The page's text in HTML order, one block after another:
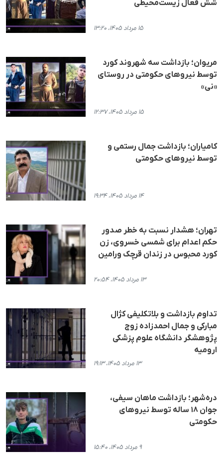
شش فعال زیست‌محیطی
۱۵ مرداد ۱۴۰۵، ۱۳:۲۰
مریوان؛ بازداشت سه شهروند کورد
توسط نیروهای حکومتی در روستای
«نی»
۱۵ مرداد ۱۴۰۵، ۱۲:۳۷
کامیاران؛ بازداشت جمال رستمی و
توسط نیروهای حکومتی
۱۴ مرداد ۱۴۰۵، ۱۹:۳۴
تهران؛ هشدار نسبت به خطر صدور
حکم اعدام برای شمسی خسروی، زن
کورد محبوس در زندان قرچک ورامین
۱۳ مرداد ۱۴۰۵، ۲۰:۵۴
تداوم بازداشت و بلاتکلیفی کژال
مبارکی و جمال احمدزاده زوج
پژوهشگر دانشگاه علوم پزشکی
ارومیه
۱۳ مرداد ۱۴۰۵، ۱۹:۱۳
دره‌شهر؛ بازداشت ماهان سیفی،
جوان ۱۸ ساله توسط نیروهای
حکومتی
۹ مرداد ۱۴۰۵، ۱۵:۴۰